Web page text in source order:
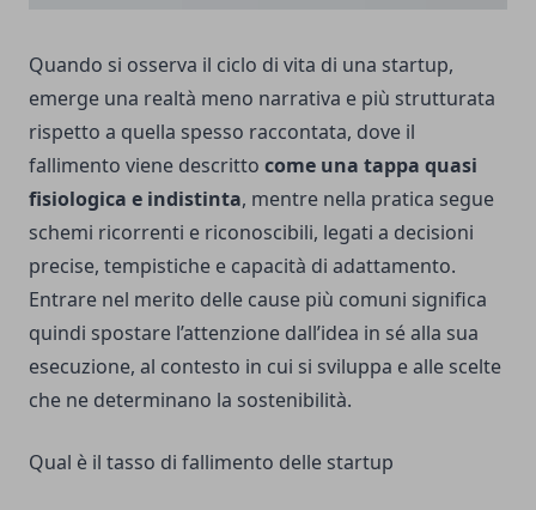
Quando si osserva il ciclo di vita di una startup,
emerge una realtà meno narrativa e più strutturata
rispetto a quella spesso raccontata, dove il
fallimento viene descritto come una tappa quasi
fisiologica e indistinta, mentre nella pratica segue
schemi ricorrenti e riconoscibili, legati a decisioni
precise, tempistiche e capacità di adattamento.
Entrare nel merito delle cause più comuni significa
quindi spostare l’attenzione dall’idea in sé alla sua
esecuzione, al contesto in cui si sviluppa e alle scelte
che ne determinano la sostenibilità.
Qual è il tasso di fallimento delle startup